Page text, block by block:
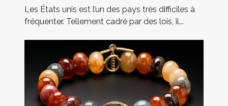
Les États unis est l’un des pays très difficiles à
fréquenter. Tellement cadré par des lois, il...